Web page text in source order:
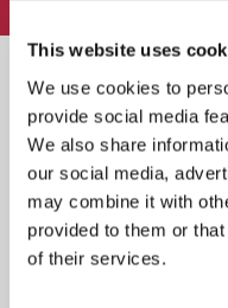
This website uses
We use cookies to
provide social media
We also share
our social media,
may combine it with
provided to them or
of their services.
Skønne